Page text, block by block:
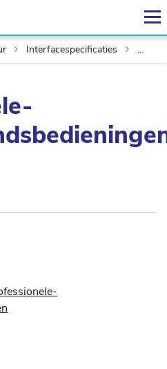
Interfacespecificaties